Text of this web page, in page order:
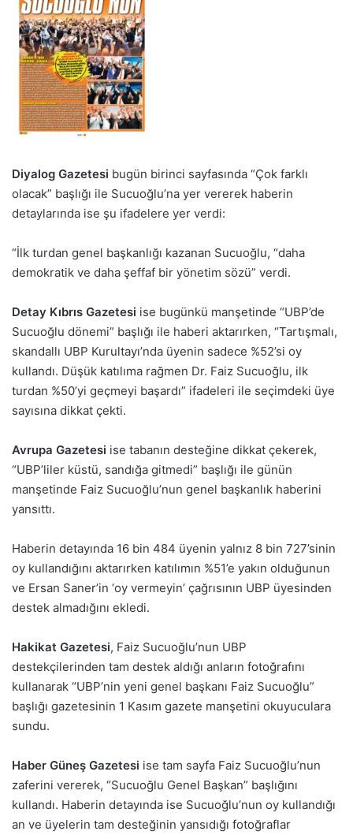
Diyalog Gazetesi bugün birinci sayfasında “Çok farklı
olacak” başlığı ile Sucuoğlu’na yer vererek haberin
detaylarında ise şu ifadelere yer verdi:
“İlk turdan genel başkanlığı kazanan Sucuoğlu, “daha
demokratik ve daha şeffaf bir yönetim sözü” verdi.
Detay Kıbrıs Gazetesi ise bugünkü manşetinde “UBP’de
Sucuoğlu dönemi” başlığı ile haberi aktarırken, “Tartışmalı,
skandallı UBP Kurultayı’nda üyenin sadece %52’si oy
kullandı. Düşük katılıma rağmen Dr. Faiz Sucuoğlu, ilk
turdan %50’yi geçmeyi başardı” ifadeleri ile seçimdeki üye
sayısına dikkat çekti.
Avrupa Gazetesi ise tabanın desteğine dikkat çekerek,
“UBP’liler küstü, sandığa gitmedi” başlığı ile günün
manşetinde Faiz Sucuoğlu’nun genel başkanlık haberini
yansıttı.
Haberin detayında 16 bin 484 üyenin yalnız 8 bin 727’sinin
oy kullandığını aktarırken katılımın %51’e yakın olduğunun
ve Ersan Saner’in ‘oy vermeyin’ çağrısının UBP üyesinden
destek almadığını ekledi.
Hakikat Gazetesi, Faiz Sucuoğlu’nun UBP
destekçilerinden tam destek aldığı anların fotoğrafını
kullanarak “UBP’nin yeni genel başkanı Faiz Sucuoğlu”
başlığı gazetesinin 1 Kasım gazete manşetini okuyuculara
sundu.
Haber Güneş Gazetesi ise tam sayfa Faiz Sucuoğlu’nun
zaferini vererek, “Sucuoğlu Genel Başkan” başlığını
kullandı. Haberin detayında ise Sucuoğlu’nun oy kullandığı
an ve üyelerin tam desteğinin yansıdığı fotoğraflar